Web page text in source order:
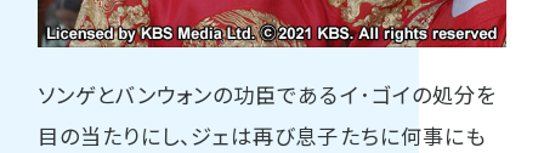
ソンゲとバンウォンの功臣であるイ･ゴイの処分を
目の当たりにし、ジェは再び息子たちに何事にも